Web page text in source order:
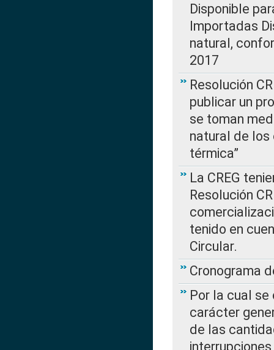
Disponible
Importadas
natural,
2017
Resolución
publicar un
se toman
natural de los
térmica”
La CREG
Resolución
tenido en
Circular.
Cronograma
Por la cual
carácter
de las